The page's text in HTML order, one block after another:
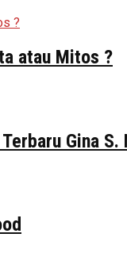
atau Mitos ?
Gina S.